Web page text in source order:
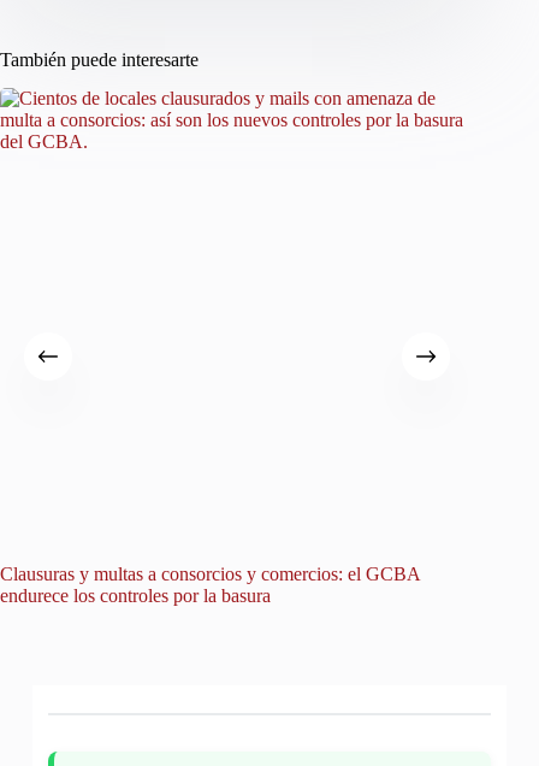
También puede interesarte
Clausuras y multas a consorcios y comercios: el GCBA
endurece los controles por la basura